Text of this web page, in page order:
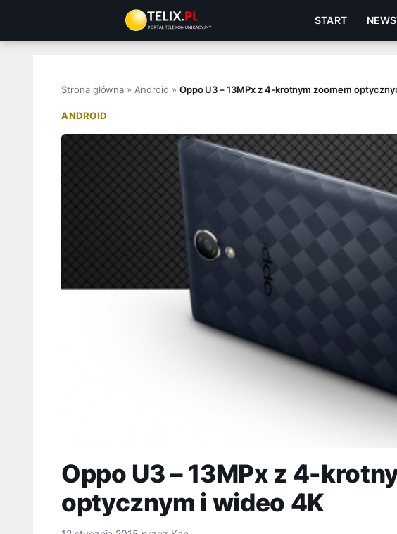
treści
START
Strona główna » Android » Oppo U3 – 13MPx z 4-krotnym zoomem
ANDROID
Oppo U3 – 13MPx z 4-
optycznym i wideo 4K